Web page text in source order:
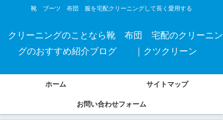
靴 ブーツ 布団 服を宅配クリーニングして長く愛用する
クリーニングのことなら靴 布団 宅配のクリーニン
グのおすすめ紹介ブログ ｜クツクリーン
ホーム サイトマップ
お問い合わせフォーム